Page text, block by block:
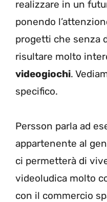
realizzare in un
ponendo
progetti che senza
risultare molto
videogiochi.
specifico.
Persson parla ad
appartenente al
ci permetterà di
videoludica molto
con il commercio